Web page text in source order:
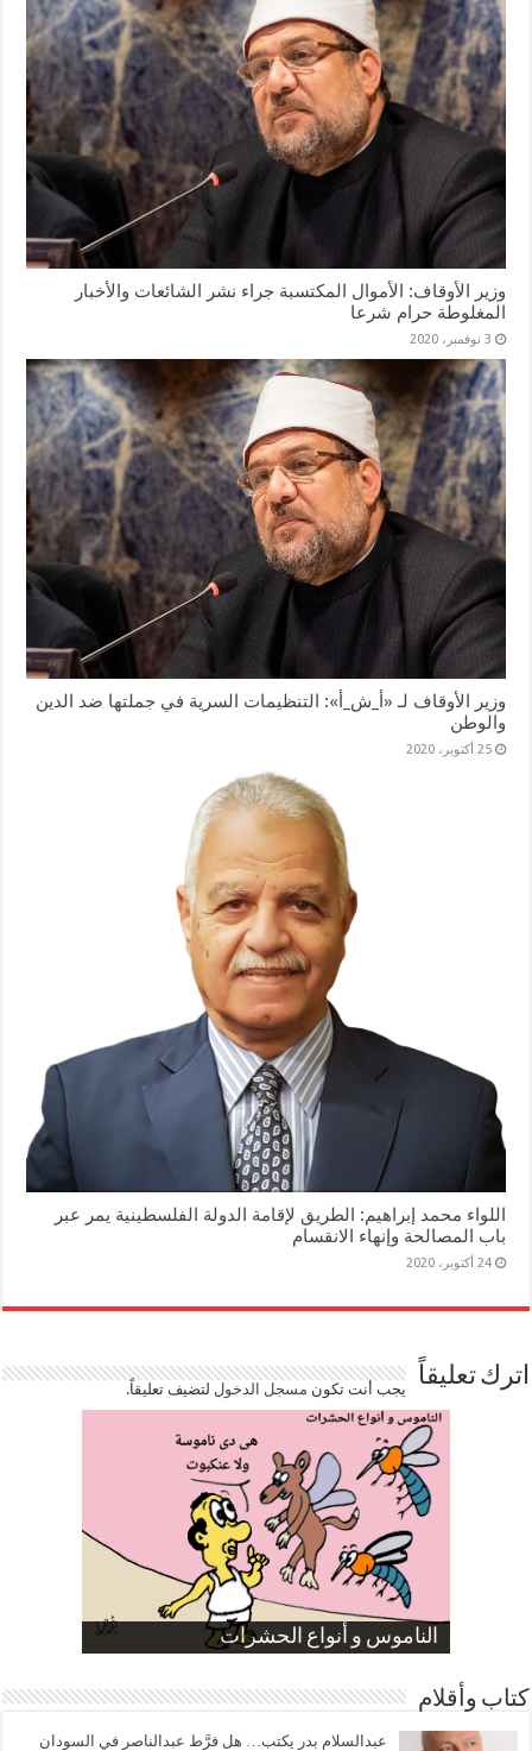
وزير الأوقاف: الأموال المكتسبة جراء نشر الشائعات والأخبار
المغلوطة حرام شرعا
3 نوفمبر، 2020
وزير الأوقاف لـ «أ_ش_أ»: التنظيمات السرية في جملتها ضد الدين
والوطن
25 أكتوبر، 2020
اللواء محمد إبراهيم: الطريق لإقامة الدولة الفلسطينية يمر عبر
باب المصالحة وإنهاء الانقسام
24 أكتوبر، 2020
اترك تعليقاً يجب أنت تكون مسجل الدخوللتضيف تعليقاً.
الناموس و أنواع الحشرات
الموظفين بعد ارتفاع الأسعار
ارتفاع نسبة الطلاق في مصر
صورة كاركاتيرية
صورة كاركاتيرية
كتاب وأقلام
عبدالسلام بدر يكتب… هل فرَّط عبدالناصر في السودان